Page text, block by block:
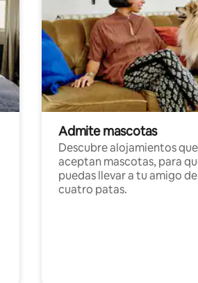
Admite mascotas
Descubre alojamientos que
aceptan mascotas, para
puedas llevar a tu amigo de
cuatro patas.